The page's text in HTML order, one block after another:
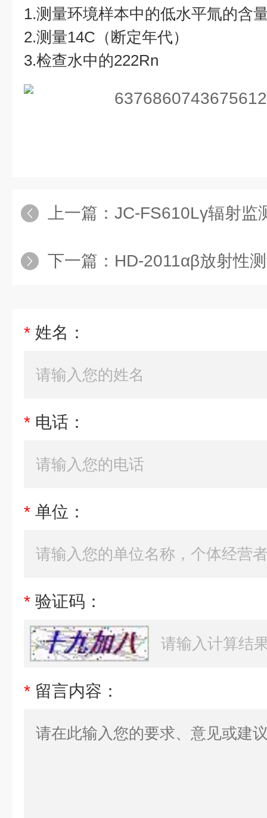
1.测量环境样本中的低水平氚的含
2.测量14C（断定年代）
3.检查水中的222Rn
上一篇： JC-FS610Lγ辐射监
下一篇： HD-2011αβ放射性
* 姓名：
* 电话：
* 单位：
* 验证码：
* 留言内容：